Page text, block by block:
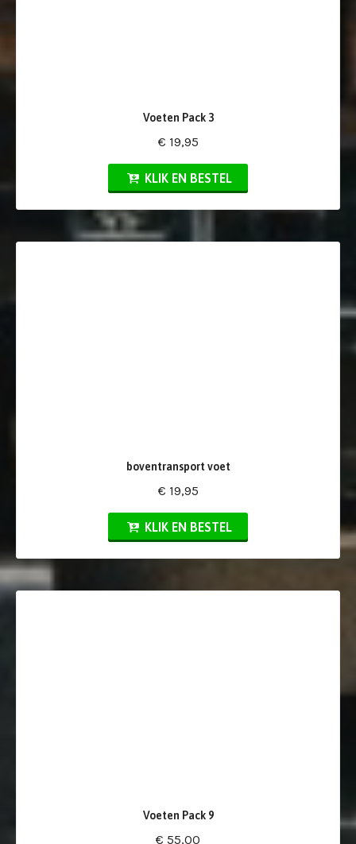
Voeten Pack 3
€ 19,95
KLIK EN BESTEL
boventransport voet
€ 19,95
KLIK EN BESTEL
Voeten Pack 9
€ 55,00